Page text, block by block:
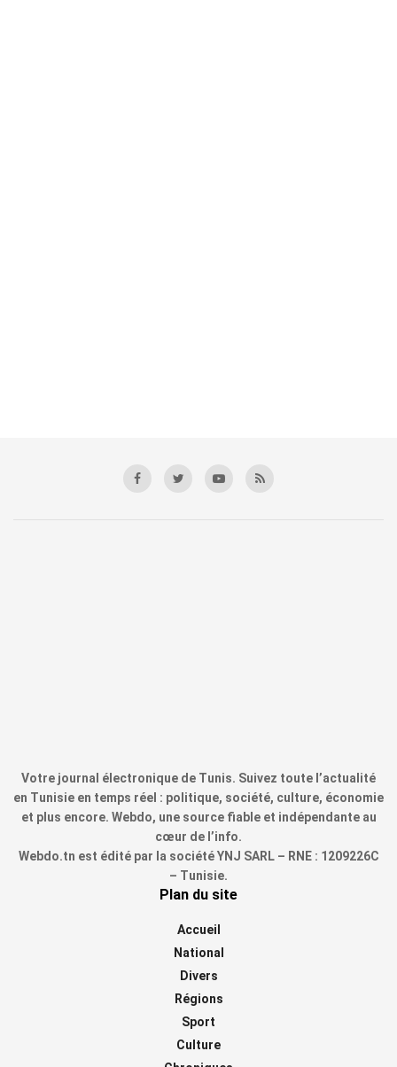
Votre journal électronique de Tunis. Suivez toute l’actualité
en Tunisie en temps réel : politique, société, culture, économie
et plus encore. Webdo, une source fiable et indépendante au
cœur de l’info.
Webdo.tn est édité par la société YNJ SARL – RNE : 1209226C
– Tunisie.
Plan du site
Accueil
National
Divers
Régions
Sport
Culture